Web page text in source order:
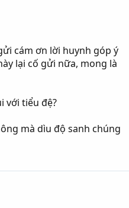
cám ơn lời huynh góp ý
lại cố gửi nữa, mong là
với tiểu đệ?
mà dìu độ sanh chúng